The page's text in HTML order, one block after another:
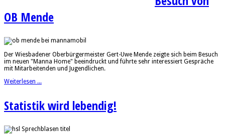
OB Mende
Der Wiesbadener Oberbürgermeister Gert-Uwe Mende zeigte sich beim Besuch
im neuen "Manna Home" beeindruckt und führte sehr interessiert Gespräche
mit Mitarbeitenden und Jugendlichen.
Weiterlesen ...
Statistik wird lebendig!